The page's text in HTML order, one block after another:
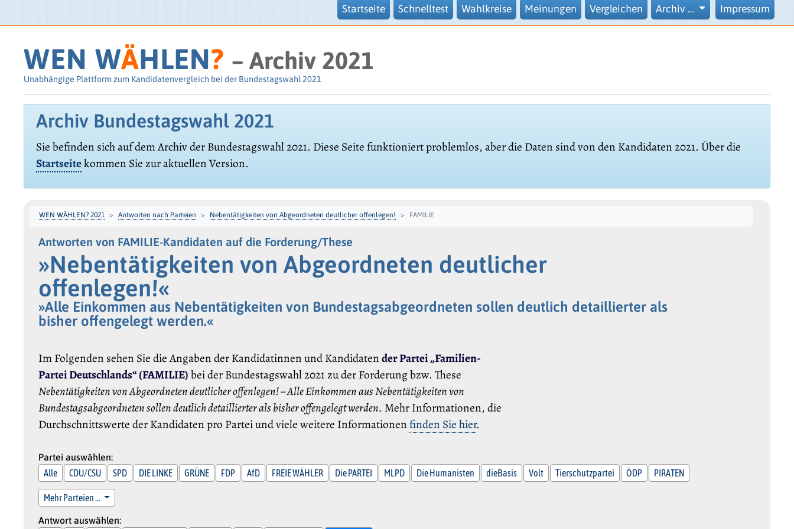
Startseite Schnelltest Wahlkreise Meinungen Vergleichen Archiv … Impressum
WEN WÄHLEN? – Archiv 2021
Unabhängige Plattform zum Kandidatenvergleich bei der Bundestagswahl 2021
Archiv Bundestagswahl 2021
Sie befinden sich auf dem Archiv der Bundestagswahl 2021. Diese Seite funktioniert problemlos, aber die Daten sind von den Kandidaten 2021. Über die
Startseitekommen Sie zur aktuellen Version.
WEN WÄHLEN? 2021 Antworten nach Parteien Nebentätigkeiten von Abgeordneten deutlicher offenlegen! FAMILIE
Antworten von FAMILIE-Kandidaten auf die Forderung/These
»Nebentätigkeiten von Abgeordneten deutlicher
offenlegen!«
»Alle Einkommen aus Nebentätigkeiten von Bundestagsabgeordneten sollen deutlich detaillierter als
bisher offengelegt werden.«
Im Folgenden sehen Sie die Angaben der Kandidatinnen und Kandidatender Partei „Familien-
Partei Deutschlands“ (FAMILIE)bei der Bundestagswahl 2021 zu der Forderung bzw. These
Nebentätigkeiten von Abgeordneten deutlicher offenlegen! – Alle Einkommen aus Nebentätigkeiten von
Bundestagsabgeordneten sollen deutlich detaillierter als bisher offengelegt werden. Mehr Informationen, die
Durchschnittswerte der Kandidaten pro Partei und viele weitere Informationen finden Sie hier.
Partei auswählen:
Alle
CDU/CSU SPD DIE LINKE GRÜNE FDP AfD FREIE WÄHLER Die PARTEI MLPD Die Humanisten dieBasis Volt Tierschutzpartei ÖDP PIRATEN
Mehr Parteien …
Antwort auswählen: